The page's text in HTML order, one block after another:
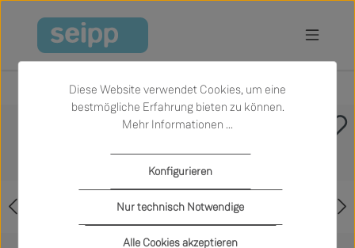
Zum Hauptinhalt springen
Bildergalerie überspringen
Diese Website verwendet Cookies, um eine
bestmögliche Erfahrung bieten zu können.
Mehr Informationen ...
Nur technisch Notwendige
Konfigurieren
Alle Cookies akzeptieren